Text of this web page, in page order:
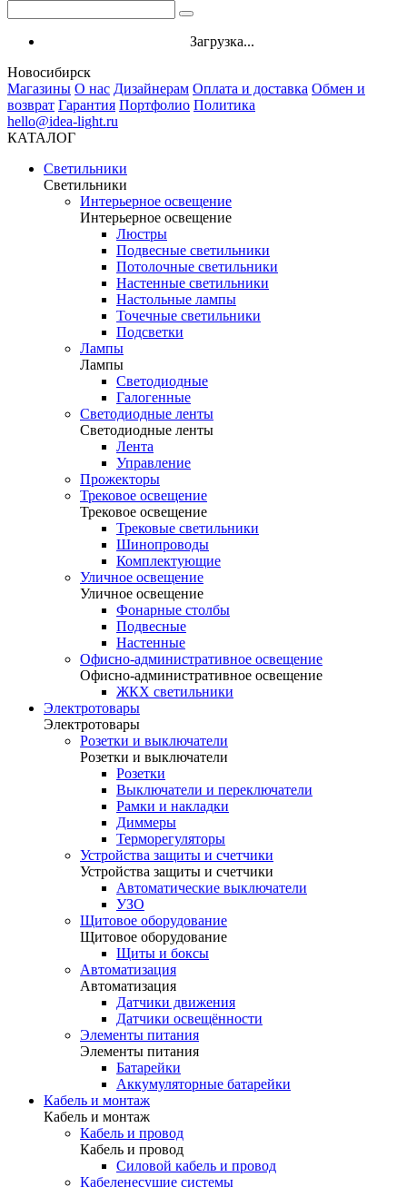
Загрузка...
Новосибирск
Магазины О нас Дизайнерам Оплата и доставка Обмен и
возврат Гарантия Портфолио Политика
hello@idea-light.ru
КАТАЛОГ
Светильники
Светильники
Интерьерное освещение
Интерьерное освещение
Люстры
Подвесные светильники
Потолочные светильники
Настенные светильники
Настольные лампы
Точечные светильники
Подсветки
Лампы
Лампы
Светодиодные
Галогенные
Светодиодные ленты
Светодиодные ленты
Лента
Управление
Прожекторы
Трековое освещение
Трековое освещение
Трековые светильники
Шинопроводы
Комплектующие
Уличное освещение
Уличное освещение
Фонарные столбы
Подвесные
Настенные
Офисно-административное освещение
Офисно-административное освещение
ЖКХ светильники
Электротовары
Электротовары
Розетки и выключатели
Розетки и выключатели
Розетки
Выключатели и переключатели
Рамки и накладки
Диммеры
Терморегуляторы
Устройства защиты и счетчики
Устройства защиты и счетчики
Автоматические выключатели
УЗО
Щитовое оборудование
Щитовое оборудование
Щиты и боксы
Автоматизация
Автоматизация
Датчики движения
Датчики освещённости
Элементы питания
Элементы питания
Батарейки
Аккумуляторные батарейки
Кабель и монтаж
Кабель и монтаж
Кабель и провод
Кабель и провод
Силовой кабель и провод
Кабеленесущие системы